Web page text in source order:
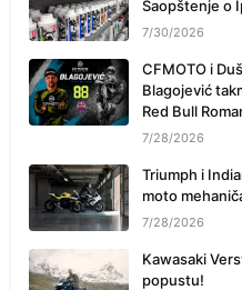
Saopštenje o
7/30/2026
CFMOTO i
Blagojević
Red Bull
7/28/2026
Triumph i
moto
7/28/2026
Kawasaki
popustu!